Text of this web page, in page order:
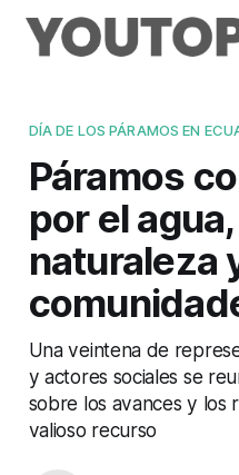
DÍA DE LOS PÁRAMOS EN
Páramos
por el
naturaleza
Una veintena de
y actores sociales se
sobre los avances y los
valioso recurso